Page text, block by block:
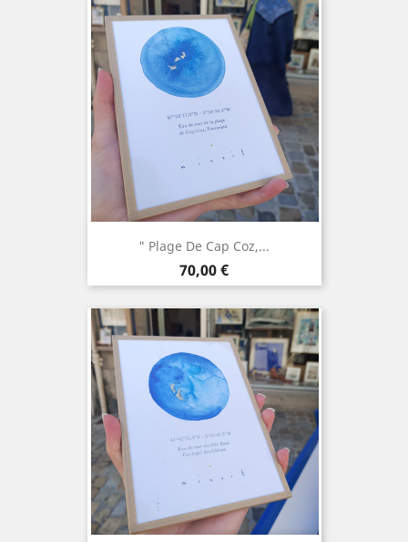
" Plage De Cap Coz,...
Prix
70,00 €